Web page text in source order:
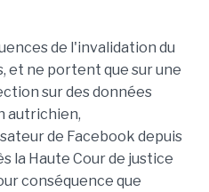
de l'invalidation du
et ne portent que sur une
sur des données
autrichien,
de Facebook depuis
la Haute Cour de justice
conséquence que